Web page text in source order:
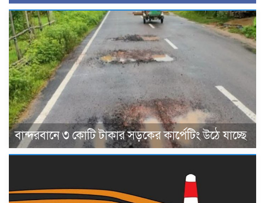
বান্দরবানে ৩ কোটি টাকার সড়কের কার্পেটিং উঠে যাচ্ছে